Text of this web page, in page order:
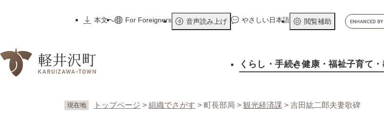
先
本文へ
For Foreigners 音声読み上げ やさしい日本語 閲覧補助
キ
ー
ド
くらし ・手続き健康 ・福祉子育て
現在地 トップページ > 組織でさがす > 町長部局 > 観光経済課 > 吉田紘二郎夫妻歌碑